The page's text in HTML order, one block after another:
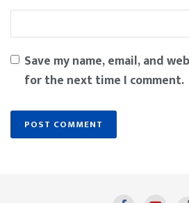
Save my name, email, and
for the next time I comment.